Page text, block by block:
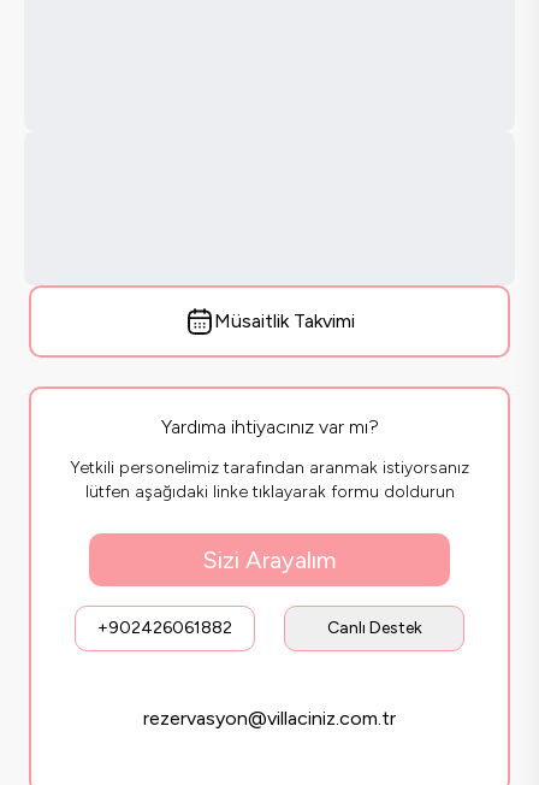
Müsaitlik Takvimi
Yardıma ihtiyacınız var mı?
Yetkili personelimiz tarafından aranmak istiyorsanız
lütfen aşağıdaki linke tıklayarak formu doldurun
Sizi Arayalım
+902426061882 Canlı Destek
rezervasyon@villaciniz.com.tr